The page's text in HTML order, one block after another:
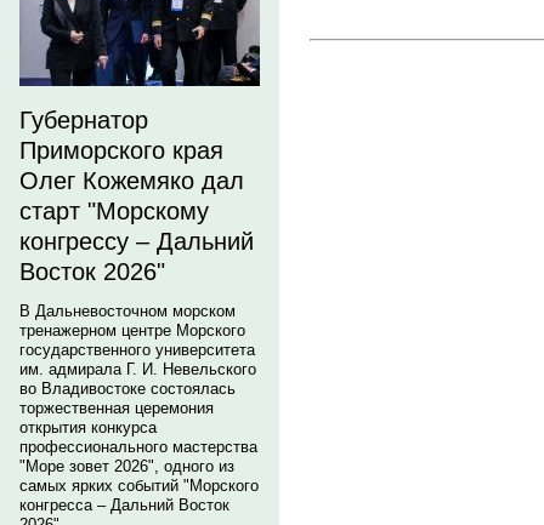
Губернатор
Приморского края
Олег Кожемяко дал
старт "Морскому
конгрессу – Дальний
Восток 2026"
В Дальневосточном морском
тренажерном центре Морского
государственного университета
им. адмирала Г. И. Невельского
во Владивостоке состоялась
торжественная церемония
открытия конкурса
профессионального мастерства
"Море зовет 2026", одного из
самых ярких событий "Морского
конгресса – Дальний Восток